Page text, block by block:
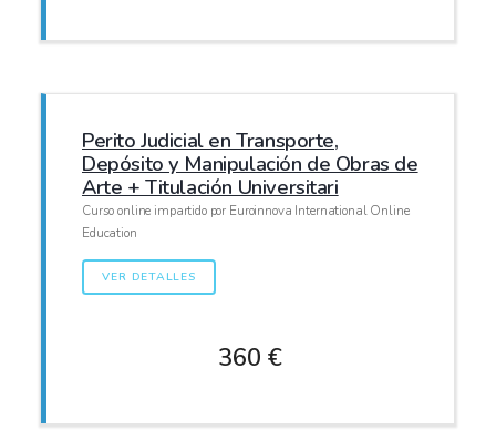
Perito Judicial en Transporte,
Depósito y Manipulación de Obras de
Arte + Titulación Universitari
Curso online impartido por Euroinnova International Online
Education
VER DETALLES
360 €